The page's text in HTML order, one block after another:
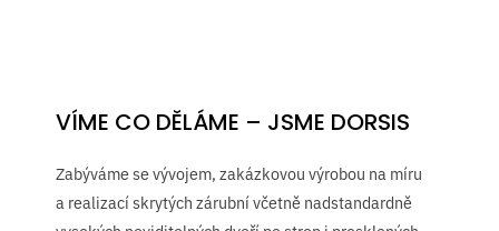
VÍME CO DĚLÁME – JSME DORSIS
Zabýváme se vývojem, zakázkovou výrobou na míru
a realizací skrytých zárubní včetně nadstandardně